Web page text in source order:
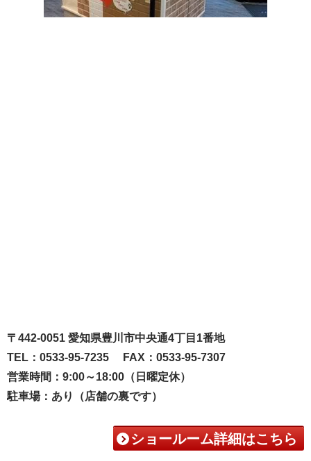
〒442-0051 愛知県豊川市中央通4丁目1番地
TEL：0533-95-7235 FAX：0533-95-7307
営業時間：9:00～18:00（日曜定休）
駐車場：あり（店舗の裏です）
ショールーム詳細はこちら